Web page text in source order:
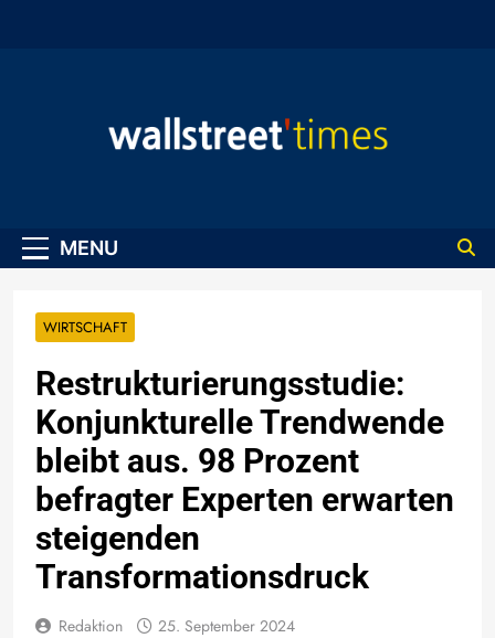
MENU
WIRTSCHAFT
Restrukturierungsstudie:
Konjunkturelle Trendwende
bleibt aus. 98 Prozent
befragter Experten erwarten
steigenden
Transformationsdruck
Redaktion 25. September 2024